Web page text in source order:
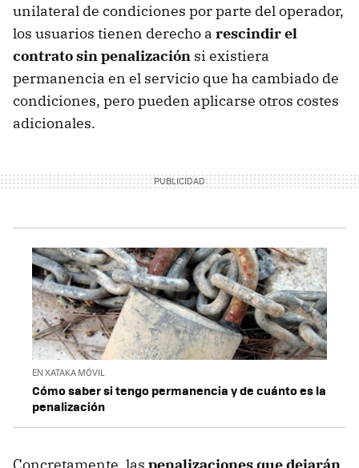
unilateral de condiciones por parte del operador,
los usuarios tienen derecho a rescindir el
contrato sin penalización si existiera
permanencia en el servicio que ha cambiado de
condiciones, pero pueden aplicarse otros costes
adicionales.
EN XATAKA MÓVIL
Cómo saber si tengo permanencia y de cuánto es la
penalización